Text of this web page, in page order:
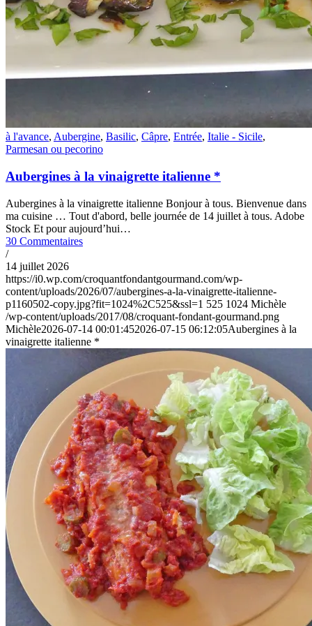
à l'avance, Aubergine, Basilic, Câpre, Entrée, Italie - Sicile,
Parmesan ou pecorino
Aubergines à la vinaigrette italienne *
Aubergines à la vinaigrette italienne Bonjour à tous. Bienvenue dans
ma cuisine … Tout d'abord, belle journée de 14 juillet à tous. Adobe
Stock Et pour aujourd’hui…
30 Commentaires
/
14 juillet 2026
https://i0.wp.com/croquantfondantgourmand.com/wp-
content/uploads/2026/07/aubergines-a-la-vinaigrette-italienne-
p1160502-copy.jpg?fit=1024%2C525&ssl=1 525 1024 Michèle
/wp-content/uploads/2017/08/croquant-fondant-gourmand.png
Michèle2026-07-14 00:01:452026-07-15 06:12:05Aubergines à la
vinaigrette italienne *